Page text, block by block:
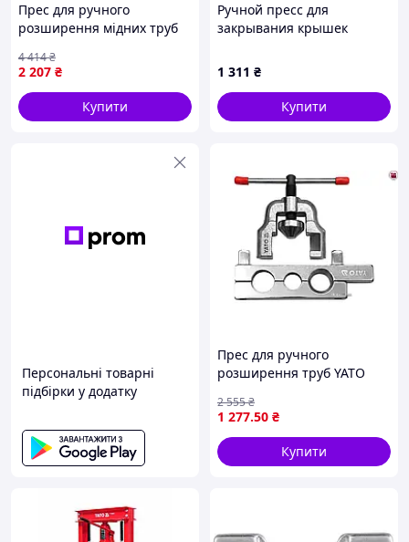
Прес для ручного
розширення мідних труб
любителів з діаметром 1/4
3/4 дюйма
2 207 ₴
4 414₴
Купити
Ручной пресс для
закрывания крышек
инструмент часовщика
1 311 ₴
Купити
Персональні товарні
підбірки у додатку
Прес для ручного
розширення труб YATO
робіт діаметром 22-28 мм
1 277.50 ₴
2 555₴
Купити